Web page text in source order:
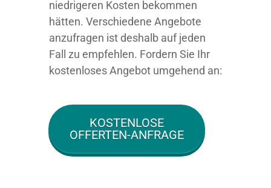
niedrigeren Kosten bekommen
hätten. Verschiedene Angebote
anzufragen ist deshalb auf jeden
Fall zu empfehlen. Fordern Sie Ihr
kostenloses Angebot umgehend an:
KOSTENLOSE
OFFERTEN-ANFRAGE